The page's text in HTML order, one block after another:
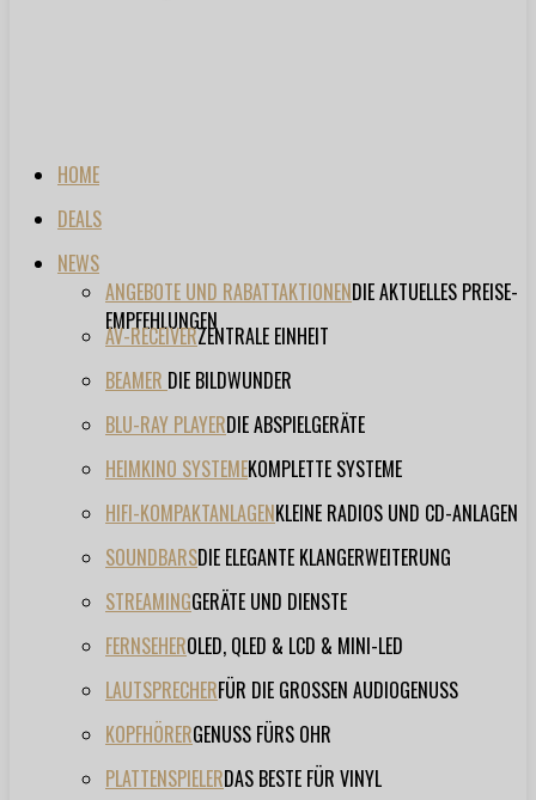
HOME
DEALS
NEWS
ANGEBOTE UND RABATTAKTIONENDIE AKTUELLES PREISE-
EMPFEHLUNGEN
AV-RECEIVERZENTRALE EINHEIT
BEAMER DIE BILDWUNDER
BLU-RAY PLAYERDIE ABSPIELGERÄTE
HEIMKINO SYSTEMEKOMPLETTE SYSTEME
HIFI-KOMPAKTANLAGENKLEINE RADIOS UND CD-ANLAGEN
SOUNDBARSDIE ELEGANTE KLANGERWEITERUNG
STREAMINGGERÄTE UND DIENSTE
FERNSEHEROLED, QLED & LCD & MINI-LED
LAUTSPRECHERFÜR DIE GROSSEN AUDIOGENUSS
KOPFHÖRERGENUSS FÜRS OHR
PLATTENSPIELERDAS BESTE FÜR VINYL